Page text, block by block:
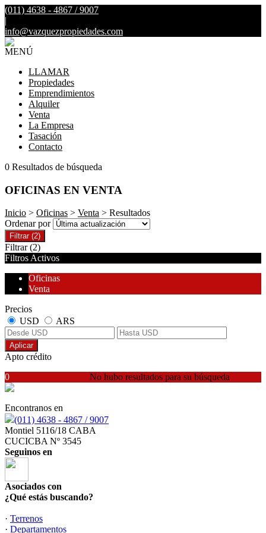
(011) 4638 - 4867 / 9007
|
info@vazquezpropiedades.com
MENÚ
LLAMAR
Propiedades
Emprendimientos
Alquiler
Venta
La Empresa
Tasación
Contacto
0 Resultados de búsqueda
OFICINAS EN VENTA
Inicio > Oficinas > Venta > Resultados
Ordenar por
Filtrar (2)
Filtrar (2)
Filtros Activos
Oficinas
Venta
Precios
USD
ARS
Aplicar
Apto crédito
No hubo resultados para su búsqueda
0
Encontranos en
(011) 4638 - 4867 / 9007
Montiel 5116/18 CABA
CUCICBA Nº 3545
Seguinos en
Asociados con
¿Qué estás buscando?
· Terrenos
· Departamentos